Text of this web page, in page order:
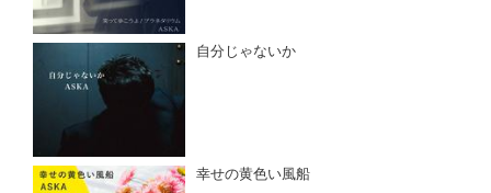
自分じゃないか
幸せの黄色い風船